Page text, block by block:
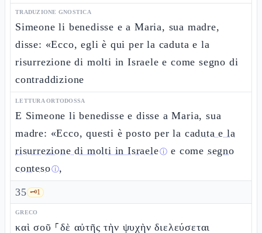
TRADUZIONE GNOSTICA
Simeone li benedisse e a Maria, sua madre,
disse: «Ecco, egli è qui per la caduta e la
risurrezione di molti in Israele e come segno di
contraddizione
LETTURA ORTODOSSA
E Simeone li benedisse e disse a Maria, sua
madre: «Ecco, questi è posto per la caduta e la
risurrezione di molti in Israeleⓘ e come segno
contesoⓘ,
35 🗝️1
GRECO
καὶ σοῦ ⸀δὲ αὐτῆς τὴν ψυχὴν διελεύσεται